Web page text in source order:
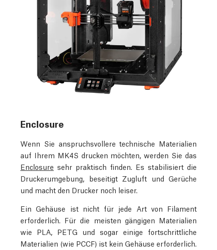
Enclosure
Wenn Sie anspruchsvollere technische Materialien
auf Ihrem MK4S drucken möchten, werden Sie das
Enclosure sehr praktisch finden. Es stabilisiert die
Druckerumgebung, beseitigt Zugluft und Gerüche
und macht den Drucker noch leiser.
Ein Gehäuse ist nicht für jede Art von Filament
erforderlich. Für die meisten gängigen Materialien
wie PLA, PETG und sogar einige fortschrittliche
Materialien (wie PCCF) ist kein Gehäuse erforderlich.